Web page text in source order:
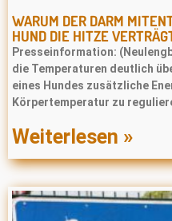
WARUM DER DARM
HUND DIE HITZE
Presseinformation:
die Temperaturen deutlich
eines Hundes zusätzliche
Körpertemperatur zu
Weiterlesen »